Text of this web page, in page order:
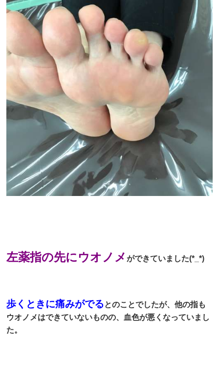
左薬指の先にウオノメができていました(*_*)
歩くときに痛みがでるとのことでしたが、他の指も
ウオノメはできていないものの、血色が悪くなっていまし
た。